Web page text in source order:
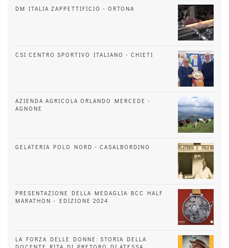
DM ITALIA ZAPPETTIFICIO - ORTONA
CSI CENTRO SPORTIVO ITALIANO - CHIETI
AZIENDA AGRICOLA ORLANDO MERCEDE -
AGNONE
GELATERIA POLO NORD - CASALBORDINO
PRESENTAZIONE DELLA MEDAGLIA BCC HALF
MARATHON - EDIZIONE 2024
LA FORZA DELLE DONNE: STORIA DELLA